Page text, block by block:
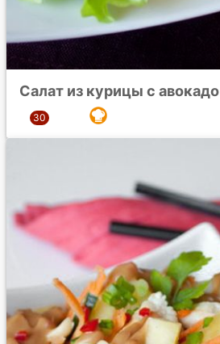
Салат из курицы с авокадо